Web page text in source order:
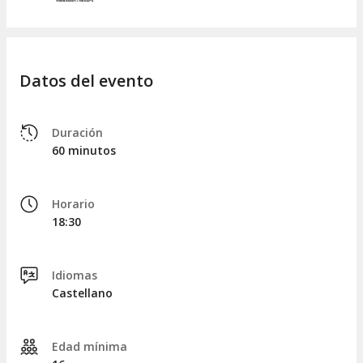
Datos del evento
Duración
60 minutos
Horario
18:30
Idiomas
Castellano
Edad mínima